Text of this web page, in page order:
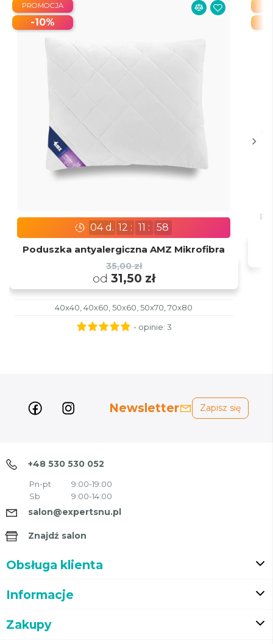
04d. 12 : 11 :
57
Poduszka antyalergiczna AMZ Mikrofibra
35,00 zł
od 31,50 zł
40x40, 40x60, 50x60, 50x70, 70x80
PROMOCJA
-10%
- opinie: 3
Newsletter Zapisz się
+48 530 530 052
Pn-pt
9:00-19:00
Sb
9:00-14:00
salon@expertsnu.pl
Znajdź salon
Obsługa klienta
Informacje
Zakupy